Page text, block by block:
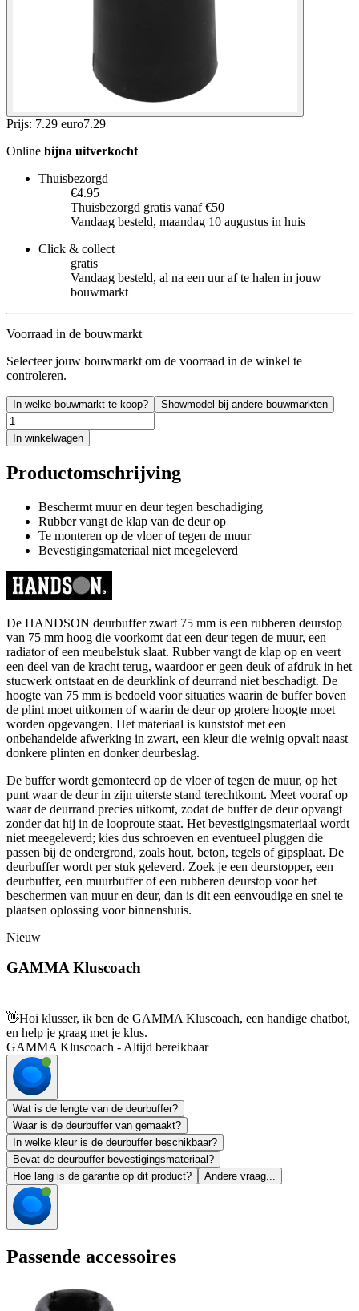
Prijs: 7.29 euro7.29
Online bijna uitverkocht
Thuisbezorgd
€4.95
Thuisbezorgd gratis vanaf €50
Vandaag besteld, maandag 10 augustus in huis
Click & collect
gratis
Vandaag besteld, al na een uur af te halen in jouw
bouwmarkt
Voorraad in de bouwmarkt
Selecteer jouw bouwmarkt om de voorraad in de winkel te
controleren.
In welke bouwmarkt te koop? Showmodel bij andere bouwmarkten
In winkelwagen
Productomschrijving
Beschermt muur en deur tegen beschadiging
Rubber vangt de klap van de deur op
Te monteren op de vloer of tegen de muur
Bevestigingsmateriaal niet meegeleverd
De HANDSON deurbuffer zwart 75 mm is een rubberen deurstop
van 75 mm hoog die voorkomt dat een deur tegen de muur, een
radiator of een meubelstuk slaat. Rubber vangt de klap op en veert
een deel van de kracht terug, waardoor er geen deuk of afdruk in het
stucwerk ontstaat en de deurklink of deurrand niet beschadigt. De
hoogte van 75 mm is bedoeld voor situaties waarin de buffer boven
de plint moet uitkomen of waarin de deur op grotere hoogte moet
worden opgevangen. Het materiaal is kunststof met een
onbehandelde afwerking in zwart, een kleur die weinig opvalt naast
donkere plinten en donker deurbeslag.
De buffer wordt gemonteerd op de vloer of tegen de muur, op het
punt waar de deur in zijn uiterste stand terechtkomt. Meet vooraf op
waar de deurrand precies uitkomt, zodat de buffer de deur opvangt
zonder dat hij in de looproute staat. Het bevestigingsmateriaal wordt
niet meegeleverd; kies dus schroeven en eventueel pluggen die
passen bij de ondergrond, zoals hout, beton, tegels of gipsplaat. De
deurbuffer wordt per stuk geleverd. Zoek je een deurstopper, een
deurbuffer, een muurbuffer of een rubberen deurstop voor het
beschermen van muur en deur, dan is dit een eenvoudige en snel te
plaatsen oplossing voor binnenshuis.
Nieuw
GAMMA Kluscoach
👋Hoi klusser, ik ben de GAMMA Kluscoach, een handige chatbot,
en help je graag met je klus.
GAMMA Kluscoach - Altijd bereikbaar
Wat is de lengte van de deurbuffer?
Waar is de deurbuffer van gemaakt?
In welke kleur is de deurbuffer beschikbaar?
Bevat de deurbuffer bevestigingsmateriaal?
Hoe lang is de garantie op dit product?
Andere vraag...
Passende accessoires